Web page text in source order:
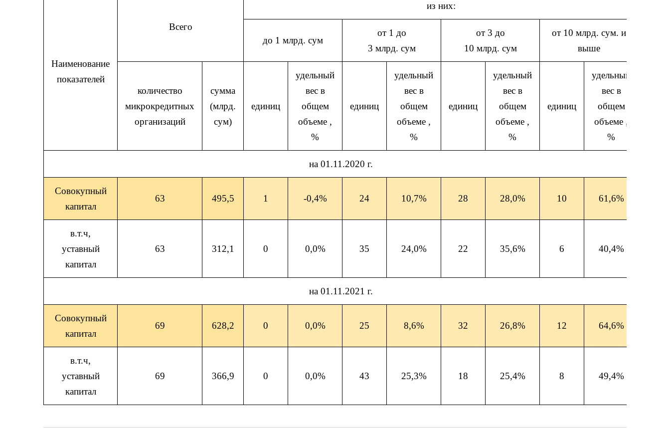
Наименование
показателей
Всего
из них:
до 1 млрд. сум
от 1 до
3 млрд. сум
от 3 до
10 млрд. сум
от 10 млрд. сум. и
выше
количество
микрокредитных
организаций
сумма
(млрд.
сум)
единиц
удельный
вес в
общем
объеме ,
%
единиц
удельный
вес в
общем
объеме ,
%
единиц
удельный
вес в
общем
объеме ,
%
единиц
удельный
вес в
общем
объеме ,
%
на 01.11.2020 г.
Совокупный
капитал
63 495,5 1 -0,4% 24 10,7% 28 28,0% 10 61,6%
в.т.ч,
уставный
капитал
63 312,1 0 0,0% 35 24,0% 22 35,6% 6 40,4%
на 01.11.2021 г.
Совокупный
капитал
69 628,2 0 0,0% 25 8,6% 32 26,8% 12 64,6%
в.т.ч,
уставный
капитал
69 366,9 0 0,0% 43 25,3% 18 25,4% 8 49,4%